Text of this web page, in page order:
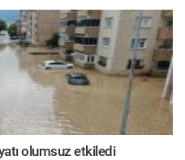
olumsuz etkiledi